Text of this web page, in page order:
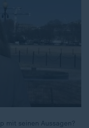
mit seinen Aussagen?